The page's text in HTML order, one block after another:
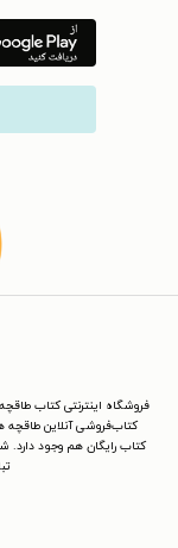
فروشگاه اینترنتی کتاب
کتاب‌فروشی آنلاین طاقچه
کتاب رایگان هم وجود دارد.